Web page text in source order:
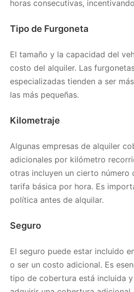
horas consecutivas,
Tipo de Furgoneta
El tamaño y la capacidad del
costo del alquiler. Las
especializadas tienden a ser
las más pequeñas.
Kilometraje
Algunas empresas de alquiler
adicionales por kilómetro
otras incluyen un cierto número
tarifa básica por hora. Es
política antes de alquilar.
Seguro
El seguro puede estar incluido
o ser un costo adicional. Es
tipo de cobertura está incluida y